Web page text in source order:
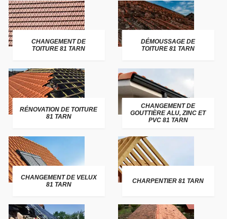
CHANGEMENT DE
TOITURE 81 TARN
DÉMOUSSAGE DE
TOITURE 81 TARN
RÉNOVATION DE TOITURE
81 TARN
CHANGEMENT DE
GOUTTIÈRE ALU, ZINC ET
PVC 81 TARN
CHANGEMENT DE VELUX
81 TARN
CHARPENTIER 81 TARN